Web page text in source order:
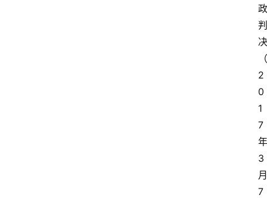
政
判
决
（
2
0
1
7
年
3
月
7